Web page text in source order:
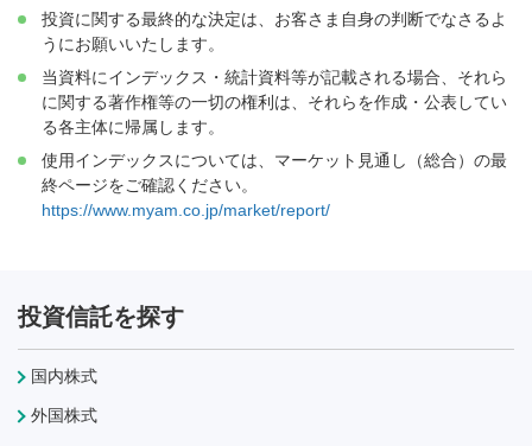
投資に関する最終的な決定は、お客さま自身の判断でなさるよ
うにお願いいたします。
当資料にインデックス・統計資料等が記載される場合、それら
に関する著作権等の一切の権利は、それらを作成・公表してい
る各主体に帰属します。
使用インデックスについては、マーケット見通し（総合）の最
終ページをご確認ください。
https://www.myam.co.jp/market/report/
投資信託を探す
国内株式
外国株式